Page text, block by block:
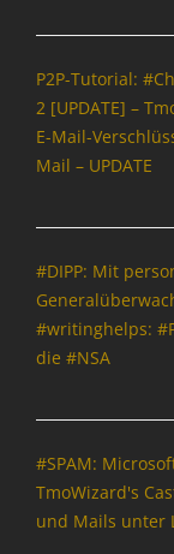
n
o
u
r
c
S
e
a
k
e
P2P-Tutorial:
2 [UPDATE] –
E-Mail-
Mail – UPDATE
#DIPP: Mit
#writinghelps:
die #NSA
#SPAM:
TmoWizard's
und Mails unter